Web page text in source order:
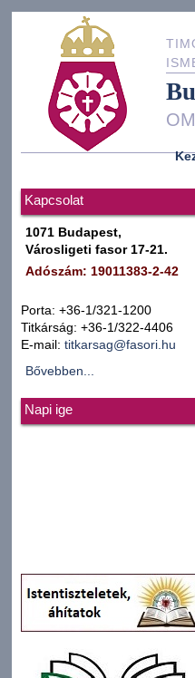
Kapcsolat
1071 Budapest,
Városligeti fasor 17-21.
Adószám: 19011383-2-42
Porta: +36-1/321-1200
Titkárság: +36-1/322-4406
E-mail: titkarsag@fasori.hu
Bővebben...
Napi ige